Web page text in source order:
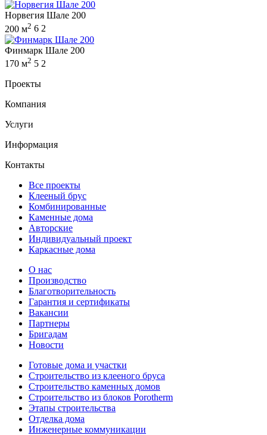
Норвегия Шале 200
200 м2 6 2
Финмарк Шале 200
170 м2 5 2
Проекты
Компания
Услуги
Информация
Контакты
Все проекты
Клееный брус
Комбинированные
Каменные дома
Авторские
Индивидуальный проект
Каркасные дома
О нас
Производство
Благотворительность
Гарантия и сертификаты
Вакансии
Партнеры
Бригадам
Новости
Готовые дома и участки
Строительство из клееного бруса
Строительство каменных домов
Строительство из блоков Porotherm
Этапы строительства
Отделка дома
Инженерные коммуникации